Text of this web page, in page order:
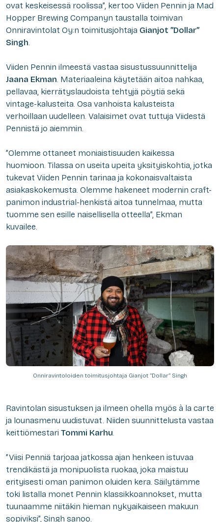
ovat keskeisessä roolissa”, kertoo Viiden Pennin ja Mad
Hopper Brewing Companyn taustalla toimivan
Onniravintolat Oy:n toimitusjohtaja Gianjot ”Dollar”
Singh.
Viiden Pennin ilmeestä vastaa sisustussuunnittelija
Jaana Ekman. Materiaaleina käytetään aitoa nahkaa,
pellavaa, kierrätyslaudoista tehtyjä pöytiä sekä
vintage-kalusteita. Osa vanhoista kalusteista
verhoillaan uudelleen. Valaisimet ovat tuttuja Viidestä
Pennistä jo aiemmin.
”Olemme ottaneet moniaistisuuden kaikessa
huomioon. Tilassa on useita upeita yksityiskohtia, jotka
tukevat Viiden Pennin tarinaa ja kokonaisvaltaista
asiakaskokemusta. Olemme hakeneet modernin craft-
panimon industrial-henkistä aitoa tunnelmaa, mutta
tuomme sen esille naisellisella otteella”, Ekman
kuvailee.
Onniravintoloiden toimitusjohtaja Gianjot ”Dollar” Singh
Ravintolan sisustuksen ja ilmeen ohella myös à la carte
ja lounasmenu uudistuvat. Niiden suunnittelusta vastaa
keittiömestari Tommi Karhu.
”Viisi Penniä tarjoaa jatkossa ajan henkeen istuvaa
trendikästä ja monipuolista ruokaa, joka maistuu
erityisesti oman panimon oluiden kera. Säilytämme
toki listalla monet Pennin klassikkoannokset, mutta
tuunaamme niitäkin hieman nykyaikaiseen makuun
sopiviksi”, Singh sanoo.